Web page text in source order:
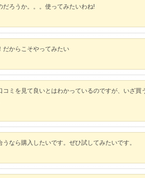
ろうか。。。使ってみたいわね!
だからこそやってみたい
コミを見て良いとはわかっているのですが、いざ
なら購入したいです。ぜひ試してみたいです。